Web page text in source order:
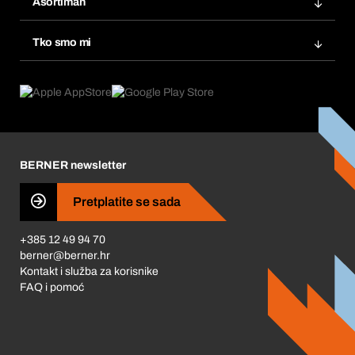
Ponovno naručivanje
Pretplate
Tražitelji proizvoda
Tko smo mi
Što nas pokreće
Business Conduct
BERNER newsletter
Pretplatite se sada
+385 12 49 94 70
berner@berner.hr
Kontakt i služba za korisnike
FAQ i pomoć